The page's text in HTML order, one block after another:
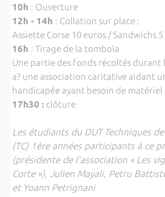
10h : Ouverture
12h - 14h : Collation sur place :
Assiette Corse 10 euros / Sandwichs
16h : Tirage de la tombola
Une partie des fonds récoltés durant
a? une association caritative aidant
handicapée ayant besoin de matériel
17h30 : clôture
Les étudiants du DUT Techniques
(TC) 1ère années participants à ce
(présidente de l’association « Les
Corte »), Julien Mayali, Petru
et Yoann Petrignani